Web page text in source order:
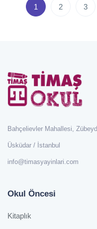
1 2 3
Bahçelievler Mahallesi,
Üsküdar / İstanbul
info@timasyayinlari.com
Okul Öncesi
Kitaplık